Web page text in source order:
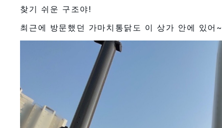
찾기 쉬운 구조야!
최근에 방문했던 가마치통닭도 이 상가 안에 있어~